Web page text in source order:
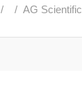
/ /AG Scientific